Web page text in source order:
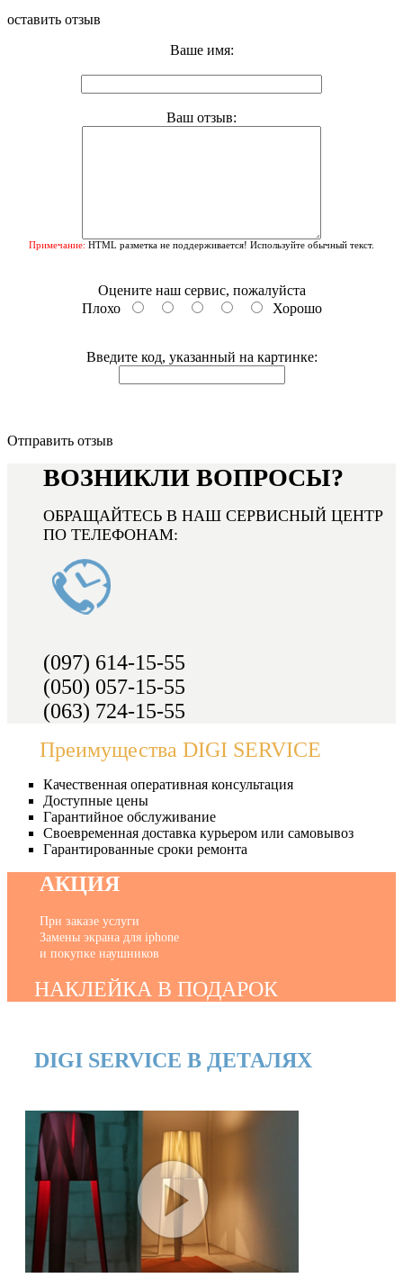
оставить отзыв
Ваше имя:
Ваш отзыв:
Примечание: HTML разметка не поддерживается! Используйте обычный текст.
Оцените наш сервис, пожалуйста
Плохо
Хорошо
Введите код, указанный на картинке:
Отправить отзыв
ВОЗНИКЛИ ВОПРОСЫ?
ОБРАЩАЙТЕСЬ В НАШ СЕРВИСНЫЙ ЦЕНТР
ПО ТЕЛЕФОНАМ:
(097) 614-15-55
(050) 057-15-55
(063) 724-15-55
Преимущества DIGI SERVICE
Качественная оперативная консультация
Доступные цены
Гарантийное обслуживание
Своевременная доставка курьером или самовывоз
Гарантированные сроки ремонта
АКЦИЯ
При заказе услуги
Замены экрана для iphone
и покупке наушников
НАКЛЕЙКА В ПОДАРОК
DIGI SERVICE В ДЕТАЛЯХ